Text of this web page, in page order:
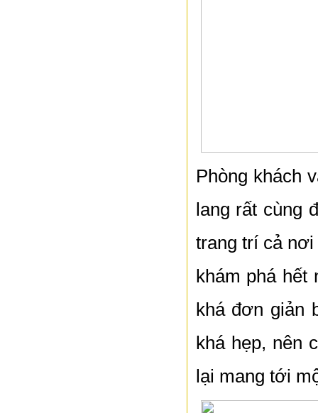
Phòng khách
lang rất cùng
trang trí cả
khám phá hết
khá đơn giản
khá hẹp, nên
lại mang tới